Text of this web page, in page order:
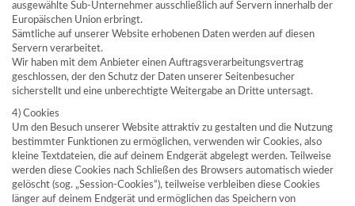
ausgewählte Sub-Unternehmer ausschließlich auf Servern innerhalb der
Europäischen Union erbringt.
Sämtliche auf unserer Website erhobenen Daten werden auf diesen
Servern verarbeitet.
Wir haben mit dem Anbieter einen Auftragsverarbeitungsvertrag
geschlossen, der den Schutz der Daten unserer Seitenbesucher
sicherstellt und eine unberechtigte Weitergabe an Dritte untersagt.
4) Cookies
Um den Besuch unserer Website attraktiv zu gestalten und die Nutzung
bestimmter Funktionen zu ermöglichen, verwenden wir Cookies, also
kleine Textdateien, die auf deinem Endgerät abgelegt werden. Teilweise
werden diese Cookies nach Schließen des Browsers automatisch wieder
gelöscht (sog. „Session-Cookies“), teilweise verbleiben diese Cookies
länger auf deinem Endgerät und ermöglichen das Speichern von